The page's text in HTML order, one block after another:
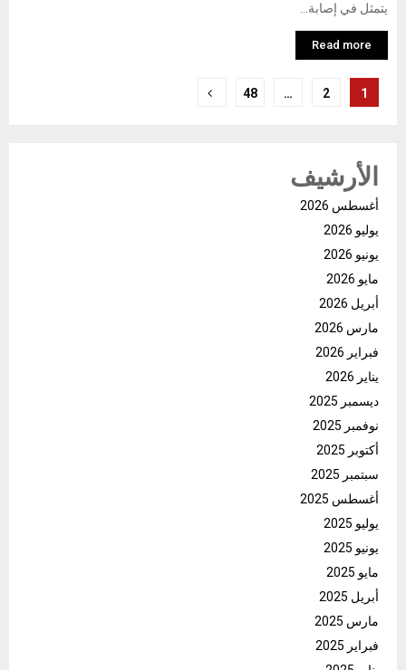
يتمثل في إصابة...
Read more
تعدد
المقالات
1
2
…
48
الأرشيف
أغسطس 2026
يوليو 2026
يونيو 2026
مايو 2026
أبريل 2026
مارس 2026
فبراير 2026
يناير 2026
ديسمبر 2025
نوفمبر 2025
أكتوبر 2025
سبتمبر 2025
أغسطس 2025
يوليو 2025
يونيو 2025
مايو 2025
أبريل 2025
مارس 2025
فبراير 2025